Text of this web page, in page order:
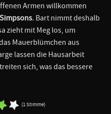
Armen willkommen
Simpsons. Bart nimmt deshalb
zieht mit Meg los, um
Mauerblümchen aus
lassen die Hausarbeit
sich, was das bessere
(1 Stimme)